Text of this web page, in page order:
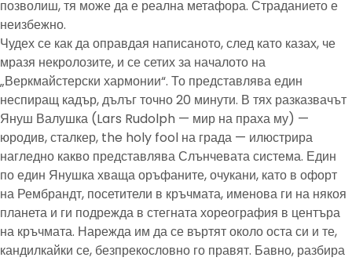
позволиш, тя може да е реална метафора. Страданието е
неизбежно.
Чудех се как да оправдая написаното, след като казах, че
мразя некролозите, и се сетих за началото на
„Веркмайстерски хармонии“. То представлява един
неспиращ кадър, дълъг точно 20 минути. В тях разказвачът
Януш Валушка (Lars Rudolph — мир на праха му) —
юродив, сталкер, the holy fool на града — илюстрира
нагледно какво представлява Слънчевата система. Един
по един Янушка хваща оръфаните, очукани, като в офорт
на Рембрандт, посетители в кръчмата, именова ги на някоя
планета и ги подрежда в стегната хореография в центъра
на кръчмата. Нарежда им да се въртят около оста си и те,
кандилкайки се, безпрекословно го правят. Бавно, разбира